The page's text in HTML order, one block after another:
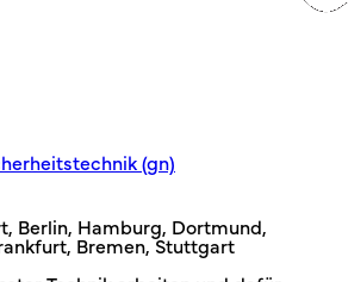
(gn)
Berlin, Hamburg, Dortmund,
Bremen, Stuttgart